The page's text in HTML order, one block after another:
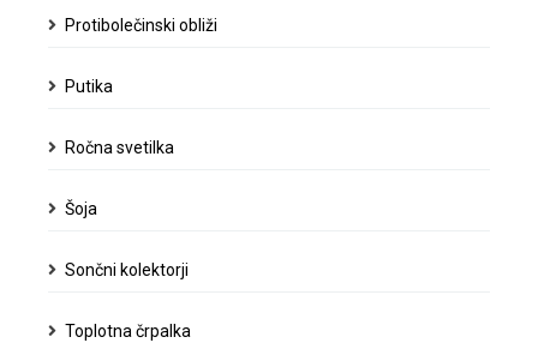
Protibolečinski obliži
Putika
Ročna svetilka
Šoja
Sončni kolektorji
Toplotna črpalka